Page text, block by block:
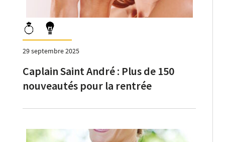
29 septembre 2025
Caplain Saint André : Plus de 150
nouveautés pour la rentrée